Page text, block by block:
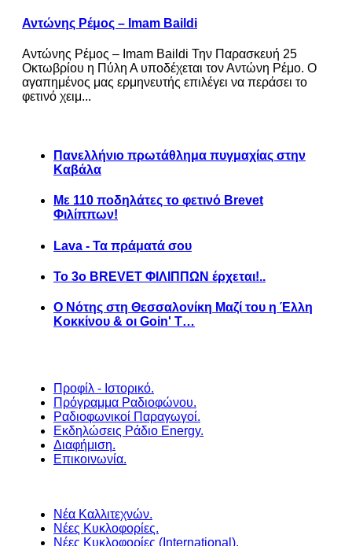
Αντώνης Ρέμος – Imam Baildi
Αντώνης Ρέμος – Imam Baildi Την Παρασκευή 25
Οκτωβρίου η Πύλη Α υποδέχεται τον Αντώνη Ρέμο. Ο
αγαπημένος μας ερμηνευτής επιλέγει να περάσει το
φετινό χειμ...
Πανελλήνιο πρωτάθλημα πυγμαχίας στην
Καβάλα
Με 110 ποδηλάτες το φετινό Brevet
Φιλίππων!
Lava - Τα πράματά σου
Το 3ο BREVET ΦΙΛΙΠΠΩΝ έρχεται!..
Ο Νότης στη Θεσσαλονίκη Μαζί του η Έλλη
Κοκκίνου & οι Goin' T…
Προφίλ - Ιστορικό.
Πρόγραμμα Ραδιοφώνου.
Ραδιοφωνικοί Παραγωγοί.
Εκδηλώσεις Ράδιο Energy.
Διαφήμιση.
Επικοινωνία.
Νέα Καλλιτεχνών.
Νέες Κυκλοφορίες.
Νέες Κυκλοφορίες (International).